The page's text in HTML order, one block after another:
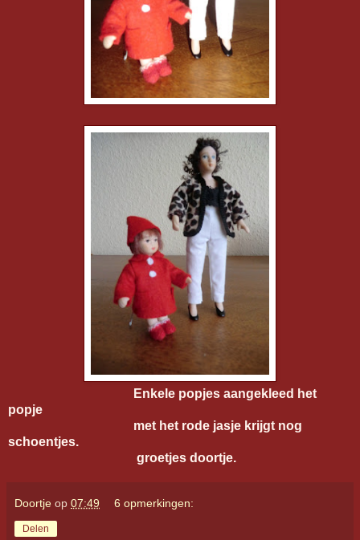
Enkele popjes aangekleed het
popje
met het rode jasje krijgt nog
schoentjes.
groetjes doortje.
Doortje op 07:49 6 opmerkingen:
Delen